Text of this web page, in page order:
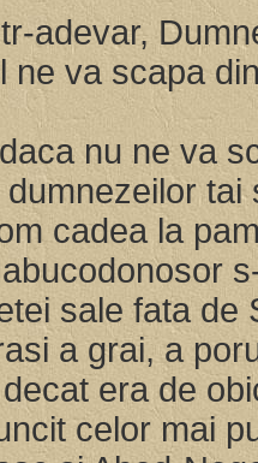
adevar,
ne va scapa
nu ne va
cadea la
sale fata de
a grai, a
era de
celor mai